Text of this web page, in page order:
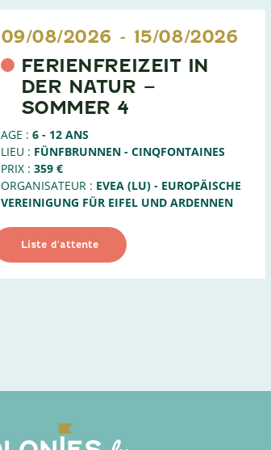
FERIENFREIZEIT IN
DER NATUR –
SOMMER 4
09/08/2026 - 15/08/2026
AGE : 6 - 12 ANS
LIEU : FÜNFBRUNNEN - CINQFONTAINES
PRIX : 359 €
ORGANISATEUR : EVEA (LU) - EUROPÄISCHE
VEREINIGUNG FÜR EIFEL UND ARDENNEN
Liste d'attente